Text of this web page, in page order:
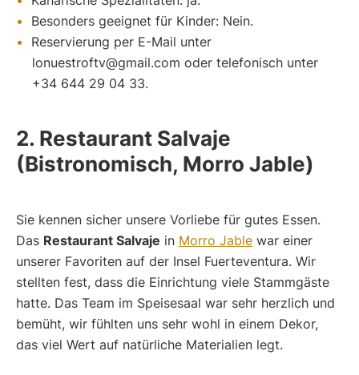
Besonders geeignet für Kinder: Nein.
Reservierung per E-Mail unter
lonuestroftv@gmail.com oder telefonisch unter
+34 644 29 04 33.
2. Restaurant Salvaje
(Bistronomisch, Morro Jable)
Sie kennen sicher unsere Vorliebe für gutes Essen.
Das Restaurant Salvaje in Morro Jable war einer
unserer Favoriten auf der Insel Fuerteventura. Wir
stellten fest, dass die Einrichtung viele Stammgäste
hatte. Das Team im Speisesaal war sehr herzlich und
bemüht, wir fühlten uns sehr wohl in einem Dekor,
das viel Wert auf natürliche Materialien legt.